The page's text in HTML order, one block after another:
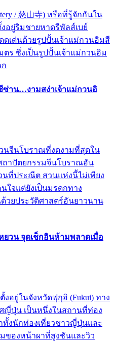
/ 慈山寺) หรือที่รู้จักกันใน
อยู่ริมชายหาดรีพัลส์เบย์
ดดเด่นด้วยรูปปั้นเจ้าแม่กวนอิมสี
ตร ซึ่งเป็นรูปปั้นเจ้าแม่กวนอิม
ซีซ่าน…งามสง่าเจ้าแม่กวนอิ
นจีนโบราณที่งดงามที่สุดใน
สถาปัตยกรรมจีนโบราณอัน
นที่ประณีต สวนแห่งนี้ไม่เพียง
ใจแต่ยังเป็นมรดกทาง
ยประวัติศาสตร์อันยาวนาน
ยวน จุดเช็กอินห้ามพลาดเมื่อ
งอยู่ในจังหวัดฟุกุอิ (Fukui) ทาง
ญี่ปุ่น เป็นหนึ่งในสถานที่ท่อง
ทั้งนักท่องเที่ยวชาวญี่ปุ่นและ
ของหน้าผาที่สูงชันและวิว